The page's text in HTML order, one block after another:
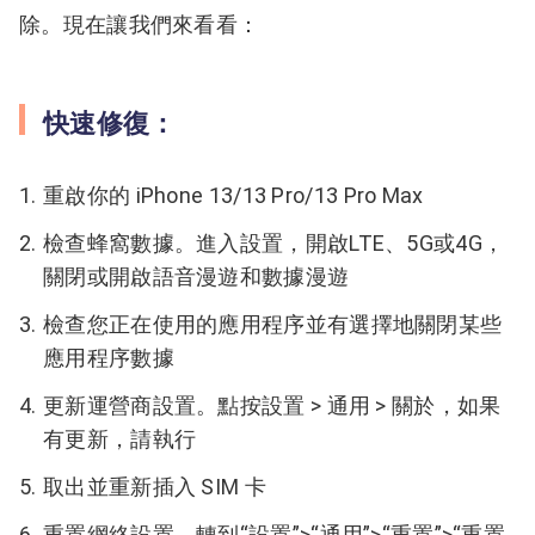
除。現在讓我們來看看：
快速修復：
重啟你的 iPhone 13/13 Pro/13 Pro Max
檢查蜂窩數據。進入設置，開啟LTE、5G或4G，
關閉或開啟語音漫遊和數據漫遊
檢查您正在使用的應用程序並有選擇地關閉某些
應用程序數據
更新運營商設置。點按設置 > 通用 > 關於，如果
有更新，請執行
取出並重新插入 SIM 卡